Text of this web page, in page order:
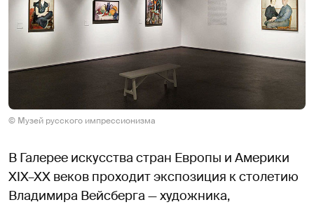
© Музей русского импрессионизма
В Галерее искусства стран Европы и Америки
XIX–XX веков проходит экспозиция к столетию
Владимира Вейсберга — художника,